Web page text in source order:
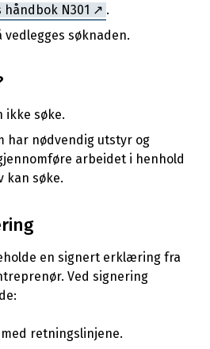
N301
.
vedlegges søknaden.
ikke søke.
har nødvendig utstyr og
arbeidet i henhold
kan søke.
en signert erklæring fra
Ved signering
retningslinjene.